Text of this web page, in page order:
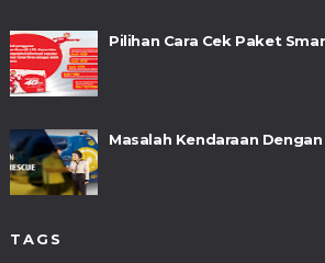
Pilihan Cara Cek Paket
Masalah Kendaraan
TAGS